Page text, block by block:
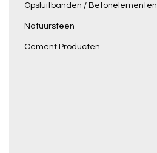
Opsluitbanden / Betonelementen
Natuursteen
Cement Producten